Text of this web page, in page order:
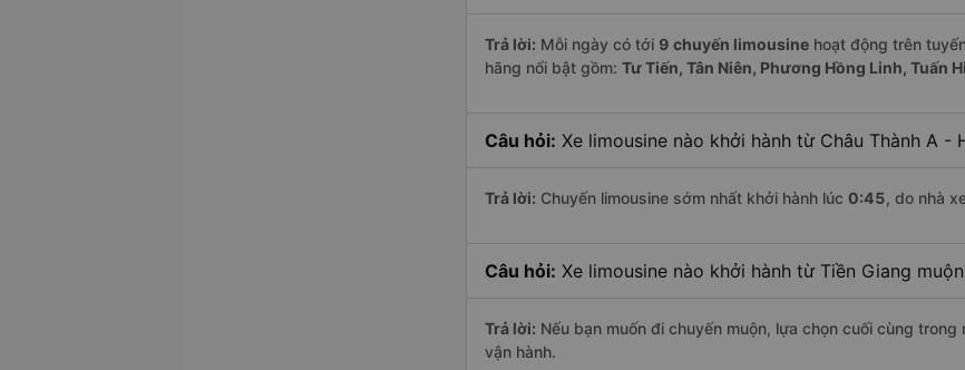
Trả lời: Mỗi ngày có tới 9 chuyến limousine hoạt động trên
hãng nổi bật gồm: Tư Tiến, Tân Niên, Phương Hồng Linh, Tuấn
Câu hỏi: Xe limousine nào khởi hành từ Châu Thành A -
Trả lời: Chuyến limousine sớm nhất khởi hành lúc 0:45, do nhà
Câu hỏi: Xe limousine nào khởi hành từ Tiền Giang
Trả lời: Nếu bạn muốn đi chuyến muộn, lựa chọn cuối cùng trong
vận hành.